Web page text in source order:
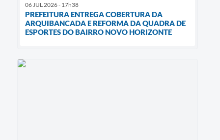
06 JUL 2026 - 17h38
PREFEITURA ENTREGA COBERTURA DA
ARQUIBANCADA E REFORMA DA QUADRA DE
ESPORTES DO BAIRRO NOVO HORIZONTE